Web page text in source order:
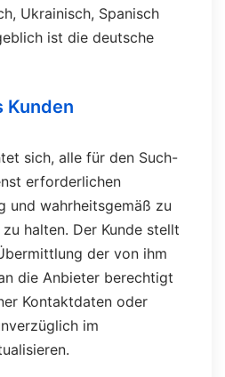
Ukrainisch, Spanisch
ist die deutsche
Kunden
sich, alle für den Such-
erforderlichen
und wahrheitsgemäß zu
halten. Der Kunde stellt
der von ihm
die Anbieter berechtigt
Kontaktdaten oder
im